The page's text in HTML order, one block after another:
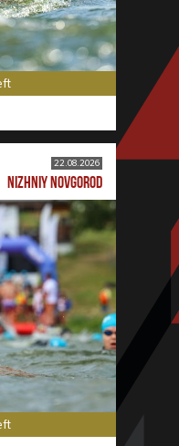
22.08.2026
NIZHNIY NOVGOROD